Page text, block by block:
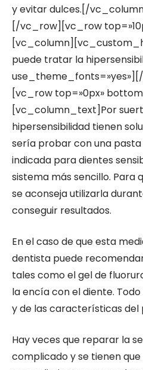
y evitar dulces.[/
[/vc_row][vc_row
puede tratar la
[vc_row top=»0px»
[vc_column_text]Por
hipersensibilidad tienen
sería probar con una
indicada para dientes
sistema más sencillo. Para
se aconseja utilizarla
conseguir resultados.
En el caso de que esta
dentista puede
tales como el gel de
la encía con el diente.
y de las características del
Hay veces que reparar la
complicado y se tienen